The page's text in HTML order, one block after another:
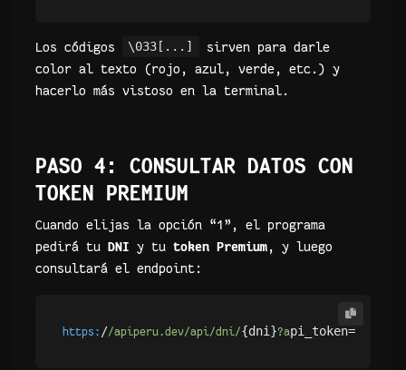
Los códigos \033[...]
sirven para darle
color al texto (rojo, azul, verde, etc.) y
hacerlo más vistoso en la terminal.
PASO 4: CONSULTAR DATOS CON
TOKEN PREMIUM
Cuando elijas la opción “1”, el programa
pedirá tu DNI y tu token Premium, y luego
consultará el endpoint:
https: //apiperu.dev/api/dni/{dni}?a